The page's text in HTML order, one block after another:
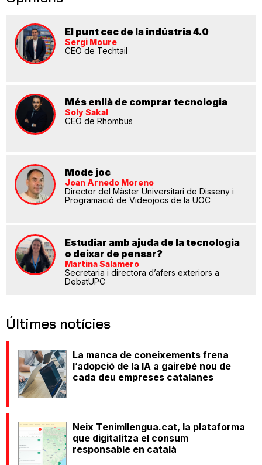
El punt cec de la indústria 4.0
Sergi Moure
CEO de Techtail
Més enllà de comprar tecnologia
Soly Sakal
CEO de Rhombus
Mode joc
Joan Arnedo Moreno
Director del Màster Universitari de Disseny i
Programació de Videojocs de la UOC
Estudiar amb ajuda de la tecnologia
o deixar de pensar?
Martina Salamero
Secretaria i directora d’afers exteriors a
DebatUPC
Últimes notícies
La manca de coneixements frena
l’adopció de la IA a gairebé nou de
cada deu empreses catalanes
Neix Tenimllengua.cat, la plataforma
que digitalitza el consum
responsable en català